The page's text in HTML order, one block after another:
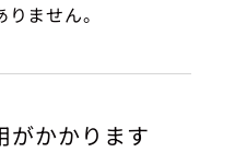
ません。
がかかります